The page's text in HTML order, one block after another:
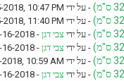
- על ידי 10:47 PM
- על ידי 11:40 PM
- על ידי צבי דגן - 02-16-2018, 09:39 AM
- על ידי צבי דגן - 02-16-2018, 10:46 AM
- על ידי 10:59 AM
- על ידי צבי דגן - 02-16-2018, 11:45 AM